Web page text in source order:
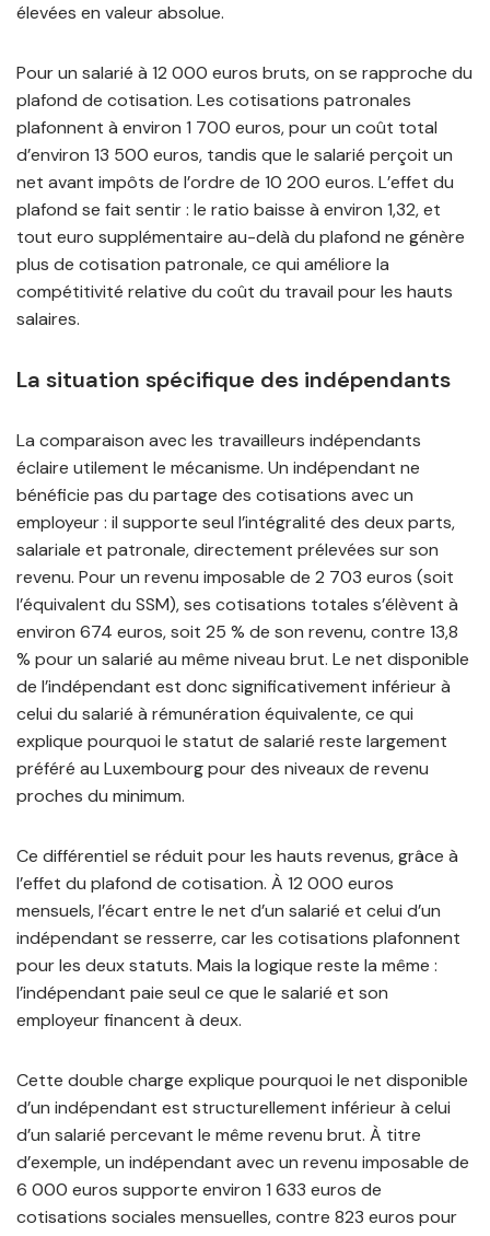
élevées en valeur absolue.
Pour un salarié à 12 000 euros bruts, on se rapproche du
plafond de cotisation. Les cotisations patronales
plafonnent à environ 1 700 euros, pour un coût total
d’environ 13 500 euros, tandis que le salarié perçoit un
net avant impôts de l’ordre de 10 200 euros. L’effet du
plafond se fait sentir : le ratio baisse à environ 1,32, et
tout euro supplémentaire au-delà du plafond ne génère
plus de cotisation patronale, ce qui améliore la
compétitivité relative du coût du travail pour les hauts
salaires.
La situation spécifique des indépendants
La comparaison avec les travailleurs indépendants
éclaire utilement le mécanisme. Un indépendant ne
bénéficie pas du partage des cotisations avec un
employeur : il supporte seul l’intégralité des deux parts,
salariale et patronale, directement prélevées sur son
revenu. Pour un revenu imposable de 2 703 euros (soit
l’équivalent du SSM), ses cotisations totales s’élèvent à
environ 674 euros, soit 25 % de son revenu, contre 13,8
% pour un salarié au même niveau brut. Le net disponible
de l’indépendant est donc significativement inférieur à
celui du salarié à rémunération équivalente, ce qui
explique pourquoi le statut de salarié reste largement
préféré au Luxembourg pour des niveaux de revenu
proches du minimum.
Ce différentiel se réduit pour les hauts revenus, grâce à
l’effet du plafond de cotisation. À 12 000 euros
mensuels, l’écart entre le net d’un salarié et celui d’un
indépendant se resserre, car les cotisations plafonnent
pour les deux statuts. Mais la logique reste la même :
l’indépendant paie seul ce que le salarié et son
employeur financent à deux.
Cette double charge explique pourquoi le net disponible
d’un indépendant est structurellement inférieur à celui
d’un salarié percevant le même revenu brut. À titre
d’exemple, un indépendant avec un revenu imposable de
6 000 euros supporte environ 1 633 euros de
cotisations sociales mensuelles, contre 823 euros pour